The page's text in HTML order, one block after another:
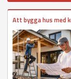
Att bygga hus med